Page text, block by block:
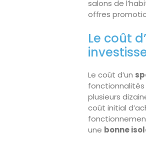
salons de
offres
Le coût
Le coût d’un
fonctionnalités
plusieurs
coût initial
une bonne